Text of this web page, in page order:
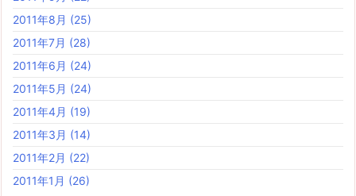
2011年8月 (25)
2011年7月 (28)
2011年6月 (24)
2011年5月 (24)
2011年4月 (19)
2011年3月 (14)
2011年2月 (22)
2011年1月 (26)